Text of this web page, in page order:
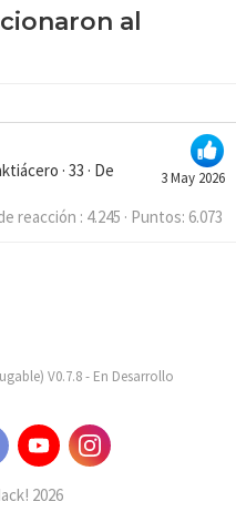
al
3 May 2026
· 33 · De
reacción 4.245 Puntos 6.073
V0.7.8 - En Desarrollo
2026